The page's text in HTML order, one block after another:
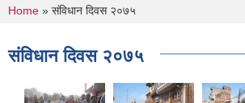
You are here
Home » संविधान दिवस २०७५
संविधान दिवस २०७५